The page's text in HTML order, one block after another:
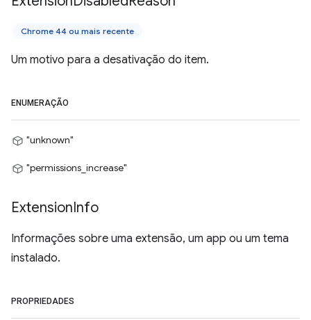
Chrome 44 ou mais recente
Um motivo para a desativação do item.
ENUMERAÇÃO
"unknown"
"permissions_increase"
ExtensionInfo
Informações sobre uma extensão, um app ou um tema
instalado.
PROPRIEDADES